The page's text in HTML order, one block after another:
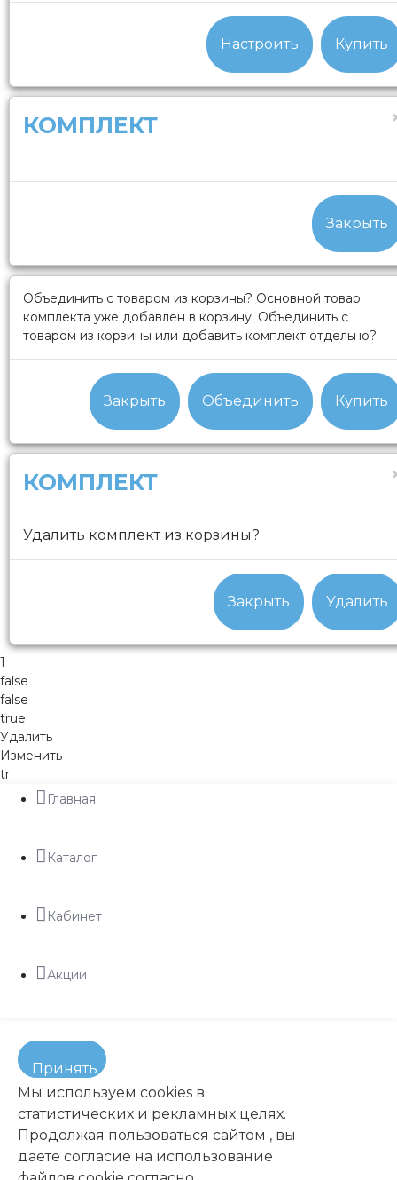
Настроить Купить
КОМПЛЕКТ
Закрыть
Объединить с товаром из корзины? Основной товар
комплекта уже добавлен в корзину. Объединить с
товаром из корзины или добавить комплект отдельно?
Закрыть Объединить Купить
КОМПЛЕКТ
Удалить комплект из корзины?
Закрыть Удалить
1
false
false
true
Удалить
Изменить
tr
Главная
Каталог
Кабинет
Акции
Принять
Мы используем cookies в
статистических и рекламных целях.
Продолжая пользоваться сайтом , вы
даете согласие на использование